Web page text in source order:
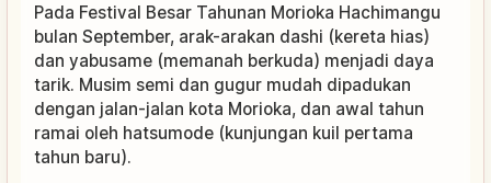
Pada Festival Besar Tahunan Morioka Hachimangu
bulan September, arak-arakan dashi (kereta hias)
dan yabusame (memanah berkuda) menjadi daya
tarik. Musim semi dan gugur mudah dipadukan
dengan jalan-jalan kota Morioka, dan awal tahun
ramai oleh hatsumode (kunjungan kuil pertama
tahun baru).